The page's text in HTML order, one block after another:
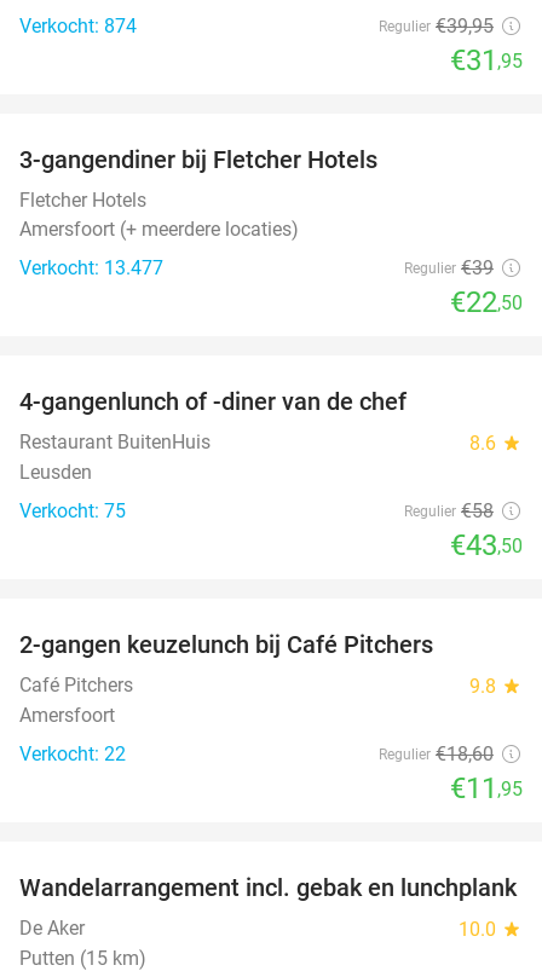
Verkocht: 874
Regulier €39,95
€31 ,95
3-gangendiner bij Fletcher Hotels
Fletcher Hotels
Amersfoort (+ meerdere locaties)
Verkocht: 13.477
Regulier €39
€22,50
4-gangenlunch of -diner van de chef
Restaurant BuitenHuis 8.6 star
Leusden
Verkocht: 75
Regulier €58
€43,50
2-gangen keuzelunch bij Café Pitchers
Café Pitchers 9.8 star
Amersfoort
Verkocht: 22
Regulier €18,60
€11 ,95
33%
Wandelarrangement incl. gebak en lunchplank
De Aker 10.0 star
Putten (15 km)